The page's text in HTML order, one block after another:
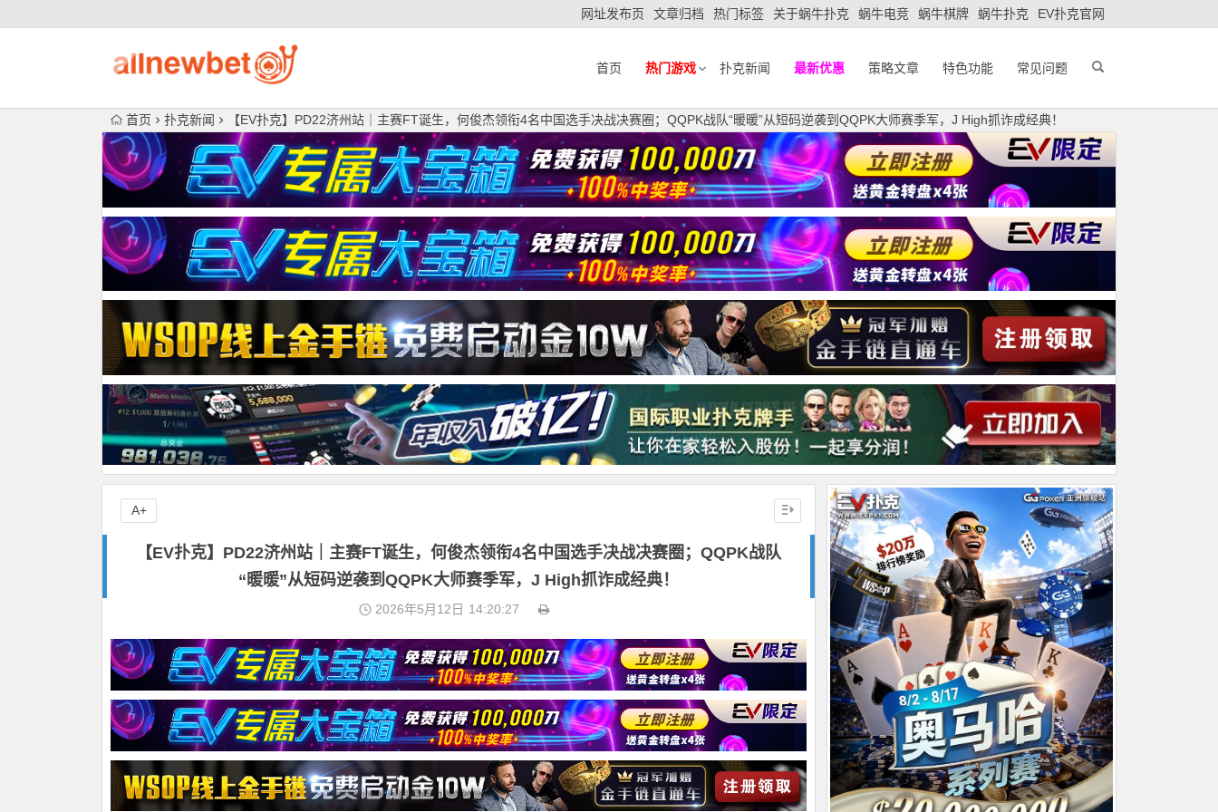
网址发布页 文章归档 热门标签 关于蜗牛扑克 蜗牛电竞 蜗牛棋牌 蜗牛扑克 EV扑克官网
首页 热门游戏 扑克新闻 最新优惠 策略文章 特色功能 常见问题
首页 扑克新闻 【EV扑克】PD22济州站｜主赛FT诞生，何俊杰领衔4名中国选手决战决赛圈；QQPK战队“暖暖”从短码逆袭到QQPK大师赛季军，J High抓诈成经典！
【EV扑克】PD22济州站｜主赛FT诞生，何俊杰领衔4名中国选手决战决赛圈；QQPK战队
“暖暖”从短码逆袭到QQPK大师赛季军，J High抓诈成经典！
2026年5月12日 14:20:27
A+